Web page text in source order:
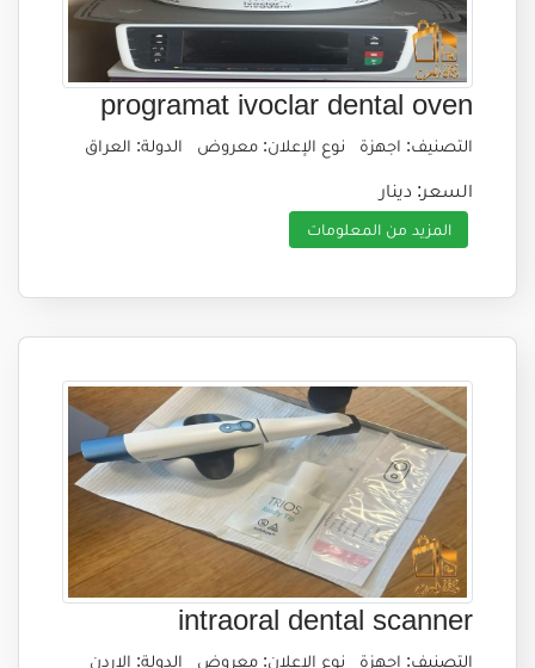
programat ivoclar dental oven
التصنيف: اجهزة نوع الإعلان: معروض الدولة: العراق
السعر: دينار
المزيد من المعلومات
intraoral dental scanner
التصنيف: اجهزة نوع الإعلان: معروض الدولة: الاردن